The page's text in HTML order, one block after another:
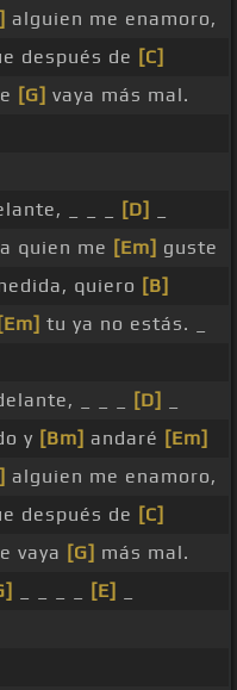
alguien me enamoro,
después de [C]
[G] vaya más mal.
_ _ _ [D]
quien me [Em] guste
quiero [B]
[Em] tu ya no estás. _
_ _ _ [D]
y [Bm] andaré [Em]
alguien me enamoro,
después de [C]
vaya [G] más mal.
[E]